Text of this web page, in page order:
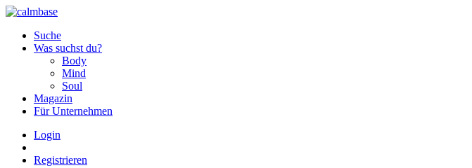
Suche
Was suchst du?
Body
Mind
Soul
Magazin
Für Unternehmen
Login
Registrieren